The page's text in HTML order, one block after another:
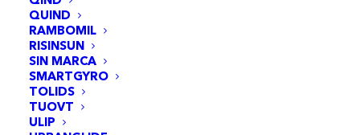
QUIND
RAMBOMIL
RISINSUN
SIN MARCA
SMARTGYRO
TOLIDS
TUOVT
ULIP